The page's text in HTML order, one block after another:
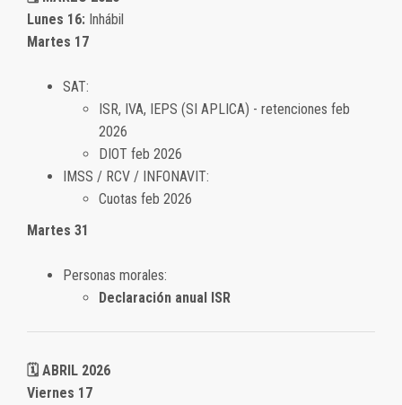
Lunes 16: Inhábil
Martes 17
SAT:
ISR, IVA, IEPS (SI APLICA) - retenciones feb
2026
DIOT feb 2026
IMSS / RCV / INFONAVIT:
Cuotas feb 2026
Martes 31
Personas morales:
Declaración anual ISR
🗓️ ABRIL 2026
Viernes 17